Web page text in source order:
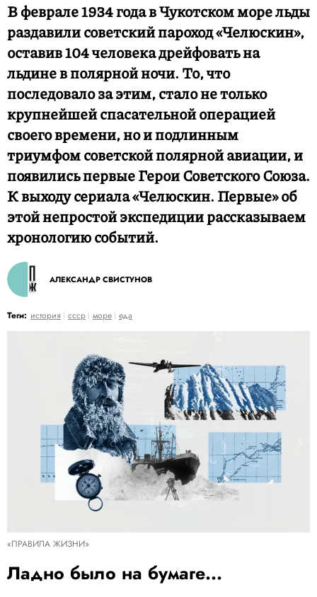
В феврале 1934 года в Чукотском море льды
раздавили советский пароход «Челюскин»,
оставив 104 человека дрейфовать на
льдине в полярной ночи. То, что
последовало за этим, стало не только
крупнейшей спасательной операцией
своего времени, но и подлинным
триумфом советской полярной авиации, и
появились первые Герои Советского Союза.
К выходу сериала «Челюскин. Первые» об
этой непростой экспедиции рассказываем
хронологию событий.
АЛЕКСАНДР СВИСТУНОВ
Теги: история ссср море еда
«ПРАВИЛА ЖИЗНИ»
Ладно было на бумаге...